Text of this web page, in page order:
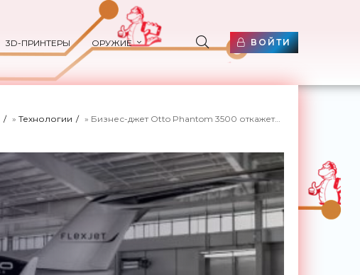
3D-ПРИНТЕРЫ ОРУЖИЕ ВОЙТИ
» Технологии » Бизнес-джет Otto Phantom 3500 откажется от иллюминаторов ради превосходной аэродинамики - «Технологии»